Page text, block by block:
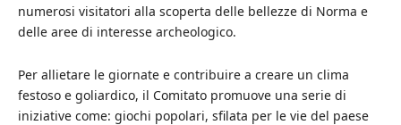
numerosi visitatori alla scoperta delle bellezze di Norma e
delle aree di interesse archeologico.
Per allietare le giornate e contribuire a creare un clima
festoso e goliardico, il Comitato promuove una serie di
iniziative come: giochi popolari, sfilata per le vie del paese